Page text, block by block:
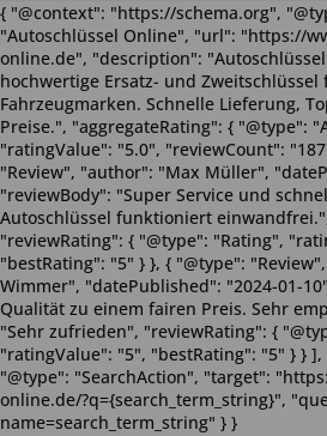
{ "@context": "https://schema.org",
"Autoschlüssel Online", "url": "https://
online.de", "description":
hochwertige Ersatz- und
Fahrzeugmarken. Schnelle Lieferung,
Preise.", "aggregateRating": { "@type":
"ratingValue": "5.0", "reviewCount":
"Review", "author": "Max Müller",
"reviewBody": "Super Service und
Autoschlüssel funktioniert
"reviewRating": { "@type": "Rating",
"bestRating": "5" } }, { "@type":
Wimmer", "datePublished": "2024-01-
Qualität zu einem fairen Preis. Sehr
"Sehr zufrieden", "reviewRating": {
"ratingValue": "5", "bestRating": "5" } }
"@type": "SearchAction", "target":
online.de/?q={search_term_string}",
name=search_term_string" } }